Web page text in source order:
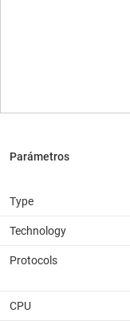
Type
Technology
Protocols
CPU